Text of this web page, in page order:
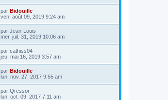
par Bidouille
ven. août 09, 2019 9:24 am
par Jean-Louis
mer. juil. 31, 2019 10:06 am
par cathiss04
jeu. mai 16, 2019 3:57 am
par Bidouille
lun. nov. 27, 2017 9:55 am
par Qressor
lun. oct. 09, 2017 7:11 am